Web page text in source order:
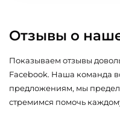
Отзывы о
Показываем отзывы
Facebook. Наша команда
предложениям, мы
стремимся помочь